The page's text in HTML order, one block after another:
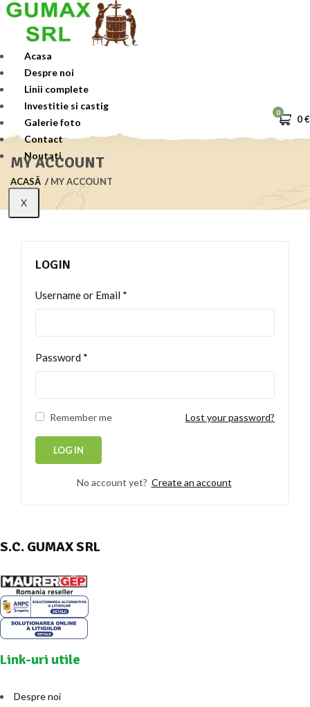
Skip
content
Acasa
Despre noi
Linii complete
Investitie si castig
Galerie foto
Contact
Noutati
X
0
0€
MY ACCOUNT
ACASĂ MY ACCOUNT
LOGIN
Username or Email *
Password *
Remember me Lost your password?
No account yet? Create an account
S.C. GUMAX SRL
Link-uri utile
Despre noi